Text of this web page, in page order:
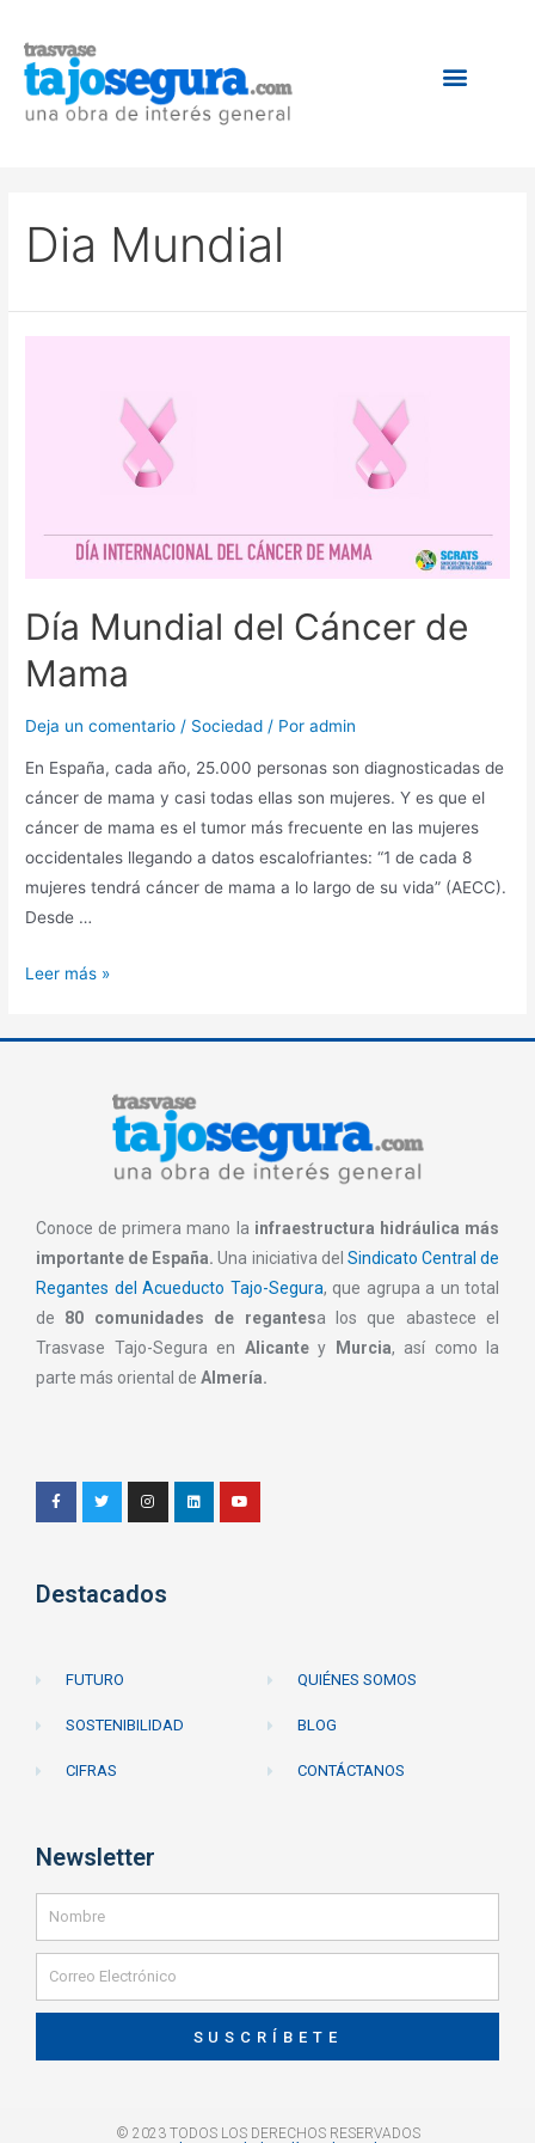
Dia Mundial
Día Mundial del Cáncer de
Mama
Deja un comentario / Sociedad / Poradmin
En España, cada año, 25.000 personas son diagnosticadas de
cáncer de mama y casi todas ellas son mujeres. Y es que el
cáncer de mama es el tumor más frecuente en las mujeres
occidentales llegando a datos escalofriantes: “1 de cada 8
mujeres tendrá cáncer de mama a lo largo de su vida” (AECC).
Desde …
Leer más »
Conoce de primera mano la infraestructura hidráulica más
importante de España.Una iniciativa del Sindicato Central de
Regantes del Acueducto Tajo-Segura, que agrupa a un total
de 80 comunidades de regantesa los que abastece el
Trasvase Tajo-Segura en Alicante y Murcia, así como la
parte más oriental de Almería.
Destacados
FUTURO
SOSTENIBILIDAD
CIFRAS
QUIÉNES SOMOS
BLOG
CONTÁCTANOS
Newsletter
SUSCRÍBETE
© 2023 TODOS LOS DERECHOS RESERVADOS